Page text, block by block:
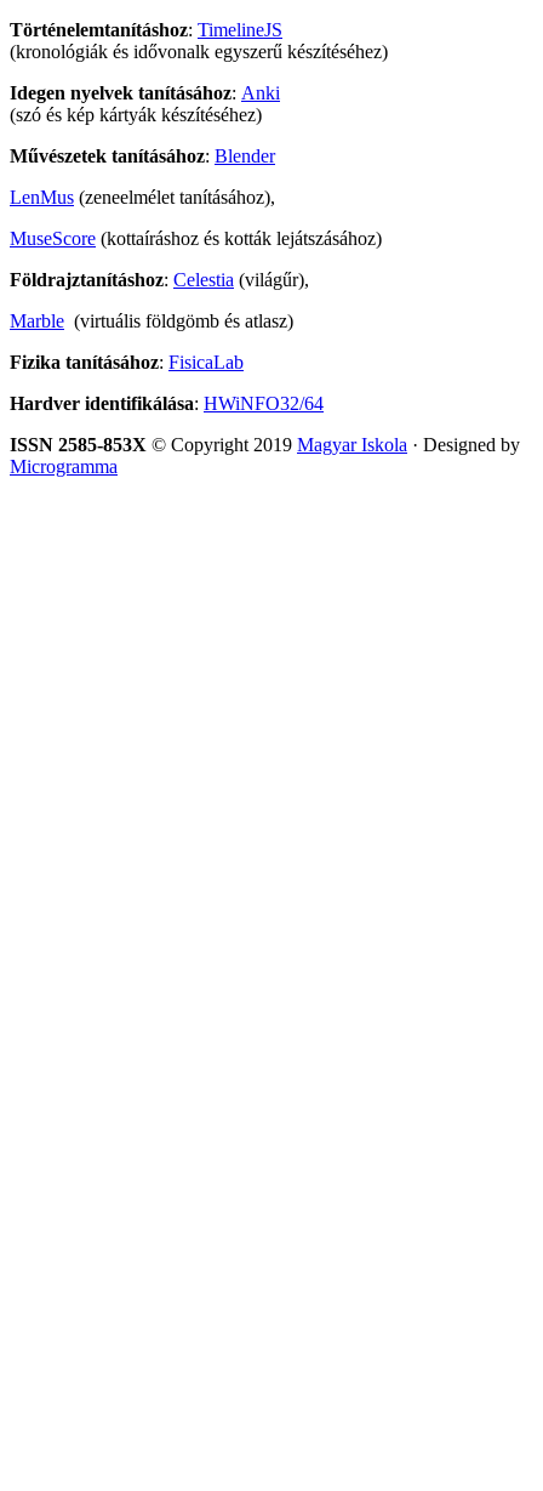
Történelemtanításhoz: TimelineJS
(kronológiák és idővonalk egyszerű készítéséhez)
Idegen nyelvek tanításához: Anki
(szó és kép kártyák készítéséhez)
Művészetek tanításához: Blender
LenMus (zeneelmélet tanításához),
MuseScore (kottaíráshoz és kották lejátszásához)
Földrajztanításhoz: Celestia (világűr),
Marble (virtuális földgömb és atlasz)
Fizika tanításához: FisicaLab
Hardver identifikálása: HWiNFO32/64
ISSN 2585-853X © Copyright 2019 Magyar Iskola · Designed by
Microgramma